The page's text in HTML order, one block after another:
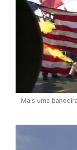
Mais uma